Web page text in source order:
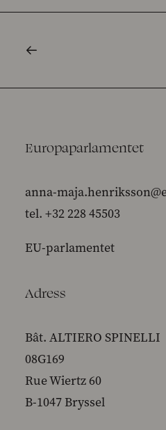
Europaparlamentet
anna-
tel. +32 228 45503
EU-parlamentet
Adress
Bât. ALTIERO SPINELLI
08G169
Rue Wiertz 60
B-1047 Bryssel